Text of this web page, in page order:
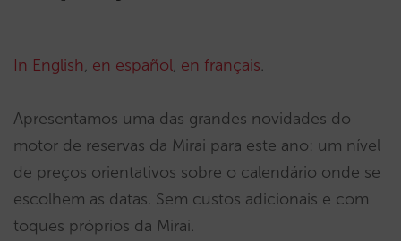
In English, en español, en français.
Apresentamos uma das grandes novidades do
motor de reservas da Mirai para este ano: um nível
de preços orientativos sobre o calendário onde se
escolhem as datas. Sem custos adicionais e com
toques próprios da Mirai.